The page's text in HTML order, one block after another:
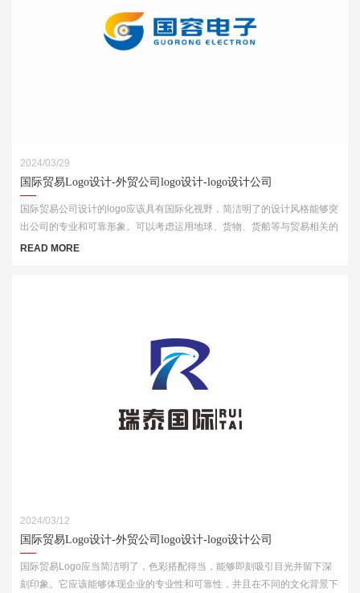
2024/03/29
国际贸易Logo设计-外贸公司logo设计-logo设计公司
国际贸易公司设计的logo应该具有国际化视野，简洁明了的设计风格能够突
出公司的专业和可靠形象。可以考虑运用地球、货物、货船等与贸易相关的
元素，结合简洁的字体和线条，突出公司的国际化特点。
READ MORE
2024/03/12
国际贸易Logo设计-外贸公司logo设计-logo设计公司
国际贸易Logo应当简洁明了，色彩搭配得当，能够即刻吸引目光并留下深
刻印象。它应该能够体现企业的专业性和可靠性，并且在不同的文化背景下